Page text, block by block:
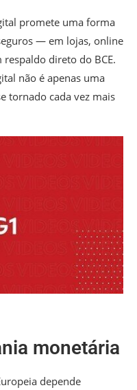
promete uma forma
— em lojas, online
direto do BCE.
não é apenas uma
tornado cada vez mais
monetária
depende